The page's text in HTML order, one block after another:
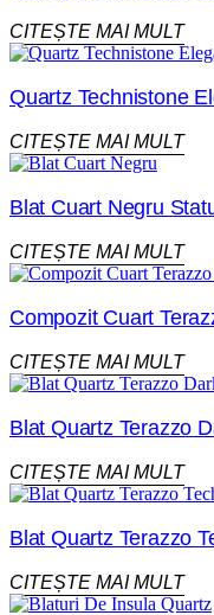
CITEȘTE MAI MULT
Quartz Technistone
CITEȘTE MAI MULT
Blat Cuart Negru
CITEȘTE MAI MULT
Compozit Cuart
CITEȘTE MAI MULT
Blat Quartz Terazzo
CITEȘTE MAI MULT
Blat Quartz Terazzo
CITEȘTE MAI MULT